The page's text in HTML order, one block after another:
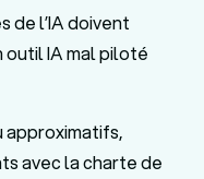
de l’IA doivent
outil IA mal piloté
approximatifs,
avec la charte de